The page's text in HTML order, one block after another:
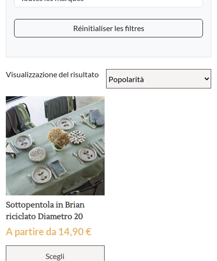
Réinitialiser les filtres
Visualizzazione del risultato
Sottopentola in Brian
riciclato Diametro 20
A partire da 14,90 €
Scegli
Questo